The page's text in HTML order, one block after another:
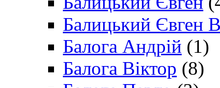
Балицький Євген
Балога Андрій (1)
Балога Віктор (8)